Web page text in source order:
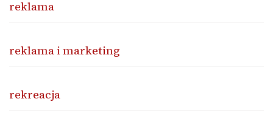
reklama
reklama i marketing
rekreacja